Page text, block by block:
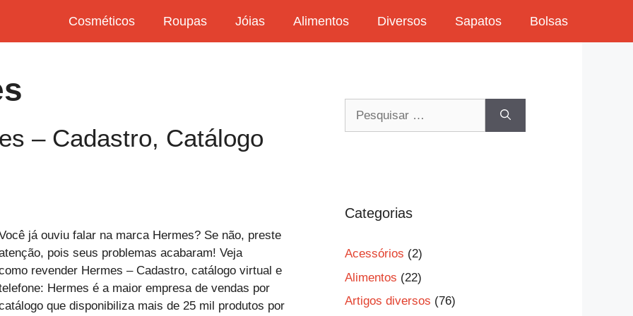
Cosméticos Roupas Jóias Alimentos Diversos Sapatos Bolsas
– Cadastro, Catálogo
já ouviu falar na marca Hermes? Se não, preste
pois seus problemas acabaram! Veja
revender Hermes – Cadastro, catálogo virtual e
Hermes é a maior empresa de vendas por
que disponibiliza mais de 25 mil produtos por
Categorias
Acessórios (2)
Alimentos (22)
Artigos diversos (76)